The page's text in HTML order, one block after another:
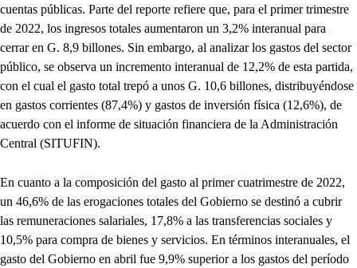
cuentas públicas. Parte del reporte refiere que, para el primer trimestre
de 2022, los ingresos totales aumentaron un 3,2% interanual para
cerrar en G. 8,9 billones. Sin embargo, al analizar los gastos del sector
público, se observa un incremento interanual de 12,2% de esta partida,
con el cual el gasto total trepó a unos G. 10,6 billones, distribuyéndose
en gastos corrientes (87,4%) y gastos de inversión física (12,6%), de
acuerdo con el informe de situación financiera de la Administración
Central (SITUFIN).
En cuanto a la composición del gasto al primer cuatrimestre de 2022,
un 46,6% de las erogaciones totales del Gobierno se destinó a cubrir
las remuneraciones salariales, 17,8% a las transferencias sociales y
10,5% para compra de bienes y servicios. En términos interanuales, el
gasto del Gobierno en abril fue 9,9% superior a los gastos del período